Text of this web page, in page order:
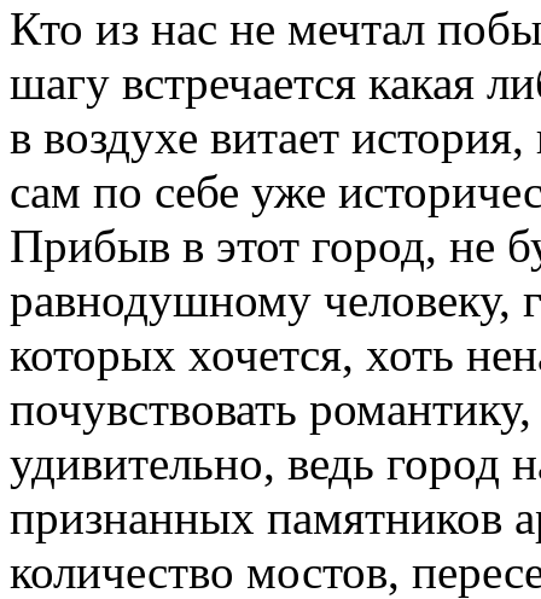
Кто из нас не мечтал
шагу встречается какая
в воздухе витает
сам по себе уже
Прибыв в этот город, не
равнодушному человеку,
которых хочется, хоть
почувствовать
удивительно, ведь город
признанных памятников
количество мостов,